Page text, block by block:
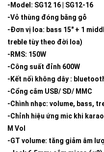
-Model: SG12 16 | SG12-16
-Vỏ thùng đóng bằng gỗ
-Đơn vị loa: bass 15″ + 1
treble tùy theo đời loa)
-RMS: 150W
-Công suất đỉnh 600W
-Kết nối không dây :
-Cổng cắm USB/ SD/ MMC
-Chình nhạc: volume, bass,
-Chỉnh hiệu ứng mic khi
M Vol
-GT volume: tăng giảm âm